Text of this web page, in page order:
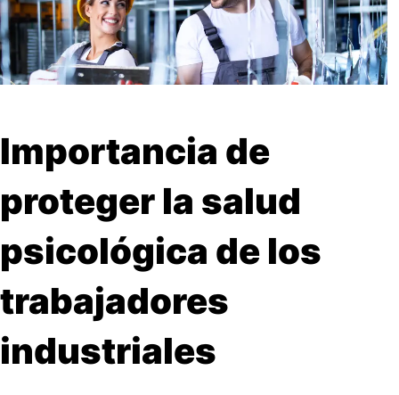
Buscar Enviar
Importancia de
proteger la salud
psicológica de los
trabajadores
industriales